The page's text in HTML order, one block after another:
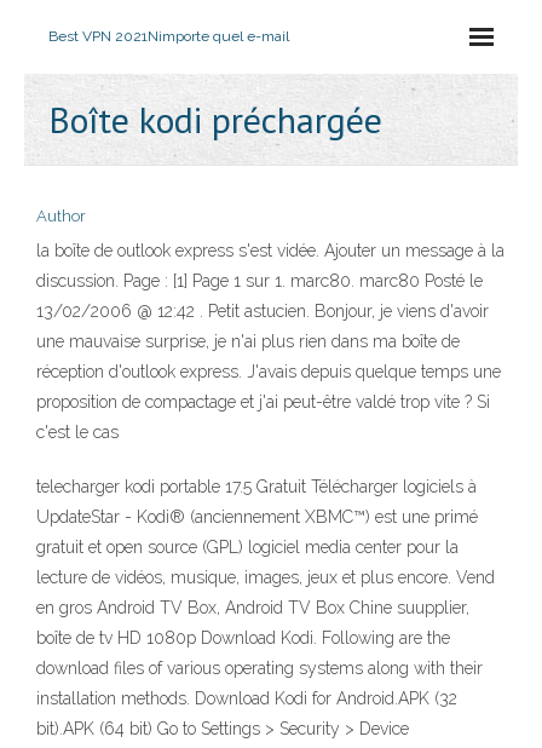
Best VPN 2021Nimporte quel e-mail
Boîte kodi préchargée
Author
la boîte de outlook express s'est vidée. Ajouter un message à la
discussion. Page : [1] Page 1 sur 1. marc80. marc80 Posté le
13/02/2006 @ 12:42 . Petit astucien. Bonjour, je viens d'avoir
une mauvaise surprise, je n'ai plus rien dans ma boîte de
réception d'outlook express. J'avais depuis quelque temps une
proposition de compactage et j'ai peut-être valdé trop vite ? Si
c'est le cas
telecharger kodi portable 17.5 Gratuit Télécharger logiciels à
UpdateStar - Kodi® (anciennement XBMC™) est une primé
gratuit et open source (GPL) logiciel media center pour la
lecture de vidéos, musique, images, jeux et plus encore. Vend
en gros Android TV Box, Android TV Box Chine suupplier,
boîte de tv HD 1080p Download Kodi. Following are the
download files of various operating systems along with their
installation methods. Download Kodi for Android.APK (32
bit).APK (64 bit) Go to Settings > Security > Device